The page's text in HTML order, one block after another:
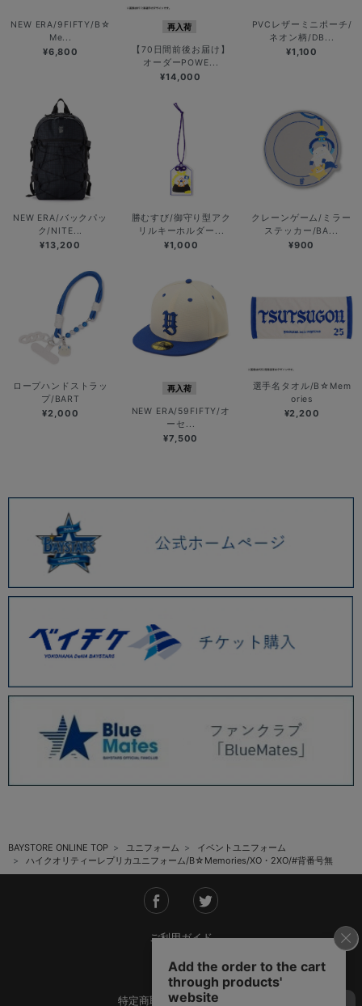
NEW ERA/9FIFTY/B☆
Me...
¥6,800
再入荷
【70日間前後お届け】
オーダーPOWE...
¥14,000
PVCレザーミニポーチ/
ネオン柄/DB...
¥1,100
NEW ERA/バックパッ
ク/NITE...
¥13,200
勝むすび/御守り型アク
リルキーホルダー...
¥1,000
クレーンゲーム/ミラー
ステッカー/BA...
¥900
ロープハンドストラッ
プ/BART
¥2,000
再入荷
NEW ERA/59FIFTY/オ
ーセ...
¥7,500
選手名タオル/B☆Mem
ories
¥2,200
BAYSTORE ONLINE TOP ユニフォーム
イベントユニフォーム
ハイクオリティーレプリカユニフォーム/B☆Memories/XO・2XO/#背番号無
ご利用ガイド
会社概要
特定商取引法に基づく表記